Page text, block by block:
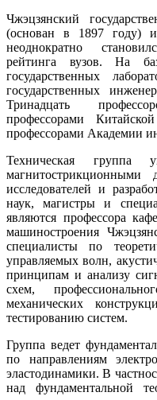
Чжэцзянский
(основан в 1897 го­ду)
неоднократно
рейтинга вузов. На
государственных
государственных
Тринадцать
профессорами
профессорами Академии
Техническая группа
магнитострикционными
исследователей и
наук, магистры и
являются профессора
машиностроения
специалисты по
управляемых волн,
принципам и анализу
схем,
механических
тестированию систем.
Группа ведет
по направлениям
эластодинамики. В
над фундаментальной